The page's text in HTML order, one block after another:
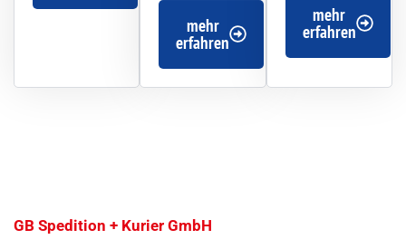
mehr
erfahren
mehr
erfahren
GB Spedition + Kurier GmbH